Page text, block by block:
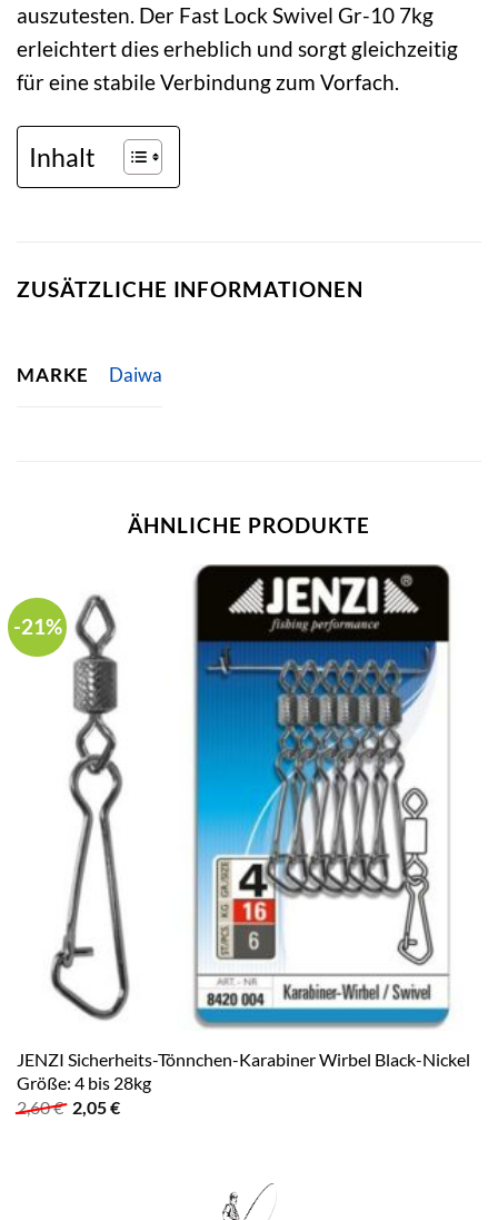
auszutesten. Der Fast Lock Swivel Gr-10 7kg
erleichtert dies erheblich und sorgt gleichzeitig
für eine stabile Verbindung zum Vorfach.
Inhalt
ZUSÄTZLICHE INFORMATIONEN
MARKE Daiwa
ÄHNLICHE PRODUKTE
-21%
JENZI Sicherheits-Tönnchen-Karabiner Wirbel Black-Nickel
Größe: 4 bis 28kg
2,60€ Ursprünglicher
Preis
2,05€Aktueller